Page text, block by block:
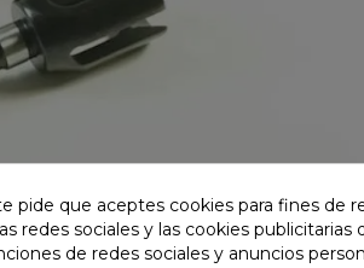
pide que aceptes cookies para fines de
redes sociales y las cookies publicitarias
de redes sociales y anuncios